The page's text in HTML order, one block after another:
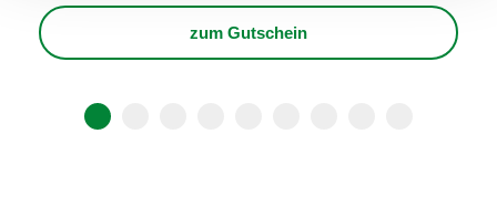
zum Gutschein